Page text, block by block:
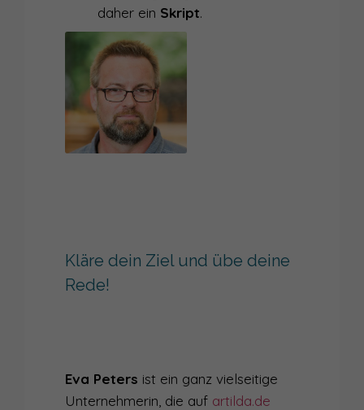
daher ein Skript.
Kläre dein Ziel und übe deine
Rede!
Eva Peters ist ein ganz vielseitige
Unternehmerin, die auf artilda.de